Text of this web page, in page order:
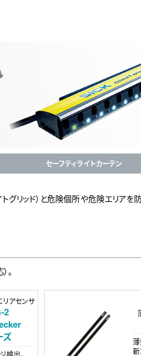
セーフティライトカーテン
リッド）と危険個所や危険エリアを
。
アセンサ
2
ズ
検出、
薄
新